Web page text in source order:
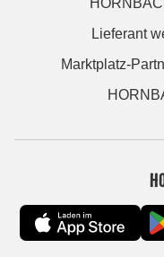
Lieferant
Marktplatz-